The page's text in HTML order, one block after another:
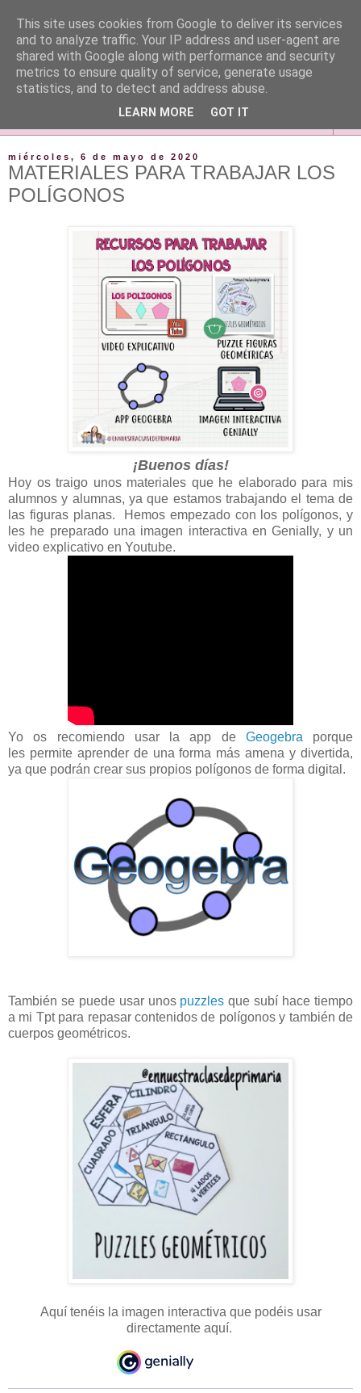
miércoles, 6 de mayo de 2020
MATERIALES PARA TRABAJAR LOS
POLÍGONOS
¡Buenos días!
Hoy os traigo unos materiales que he elaborado para mis
alumnos y alumnas, ya que estamos trabajando el tema de
las figuras planas. Hemos empezado con los polígonos, y
les he preparado una imagen interactiva en Genially, y un
video explicativo en Youtube.
Yo os recomiendo usar la app de Geogebra porque
les permite aprender de una forma más amena y divertida,
ya que podrán crear sus propios polígonos de forma digital.
También se puede usar unos puzzles que subí hace tiempo
a mi Tpt para repasar contenidos de polígonos y también de
cuerpos geométricos.
Aquí tenéis la imagen interactiva que podéis usar
directamente aquí.
This site uses cookies from Google to deliver its services
and to analyze traffic. Your IP address and user-agent are
shared with Google along with performance and security
metrics to ensure quality of service, generate usage
statistics, and to detect and address abuse.
LEARN MORE GOT IT